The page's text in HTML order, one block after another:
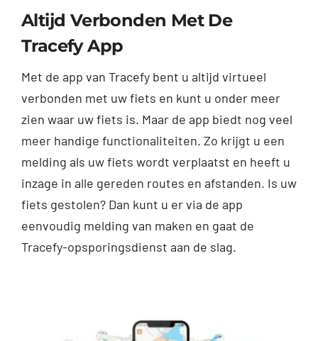
Altijd Verbonden Met De
Tracefy App
Met de app van Tracefy bent u altijd virtueel
verbonden met uw fiets en kunt u onder meer
zien waar uw fiets is. Maar de app biedt nog veel
meer handige functionaliteiten. Zo krijgt u een
melding als uw fiets wordt verplaatst en heeft u
inzage in alle gereden routes en afstanden. Is uw
fiets gestolen? Dan kunt u er via de app
eenvoudig melding van maken en gaat de
Tracefy-opsporingsdienst aan de slag.